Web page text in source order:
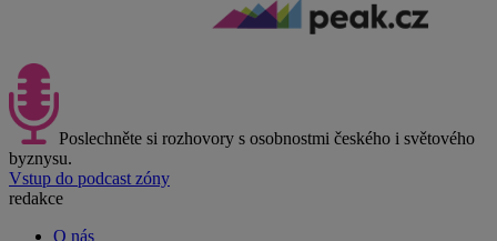
Poslechněte si rozhovory s osobnostmi českého i světového
byznysu.
Vstup do podcast zóny
redakce
O nás